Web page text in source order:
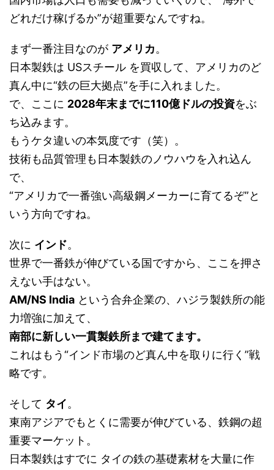
どれだけ稼げるか”が超重要なんですね。
まず一番注目なのが アメリカ。
日本製鉄は USスチール を買収して、アメリカのど
真ん中に“鉄の巨大拠点”を手に入れました。
で、ここに 2028年末までに110億ドルの投資をぶ
ち込みます。
もうケタ違いの本気度です（笑）。
技術も品質管理も日本製鉄のノウハウを入れ込ん
で、
“アメリカで一番強い高級鋼メーカーに育てるぞ”と
いう方向ですね。
次に インド。
世界で一番鉄が伸びている国ですから、ここを押さ
えない手はない。
AM/NS India という合弁企業の、ハジラ製鉄所の能
力増強に加えて、
南部に新しい一貫製鉄所まで建てます。
これはもう“インド市場のど真ん中を取りに行く”戦
略です。
そして タイ。
東南アジアでもとくに需要が伸びている、鉄鋼の超
重要マーケット。
日本製鉄はすでに タイの鉄の基礎素材を大量に作